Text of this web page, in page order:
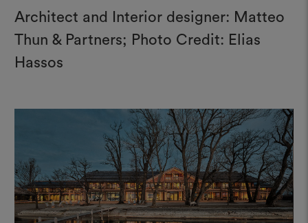
Architect and Interior designer: Matteo
Thun & Partners; Photo Credit: Elias
Hassos